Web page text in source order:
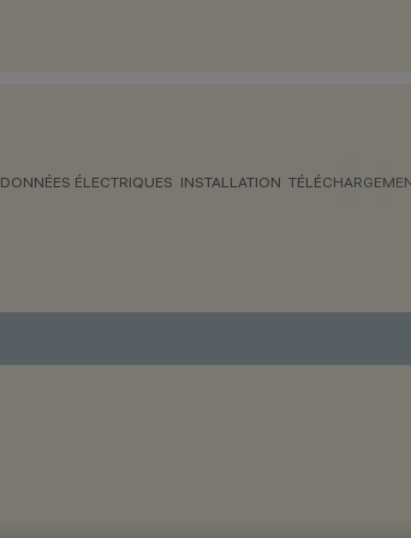
DONNÉES ÉLECTRIQUES INSTALLATION